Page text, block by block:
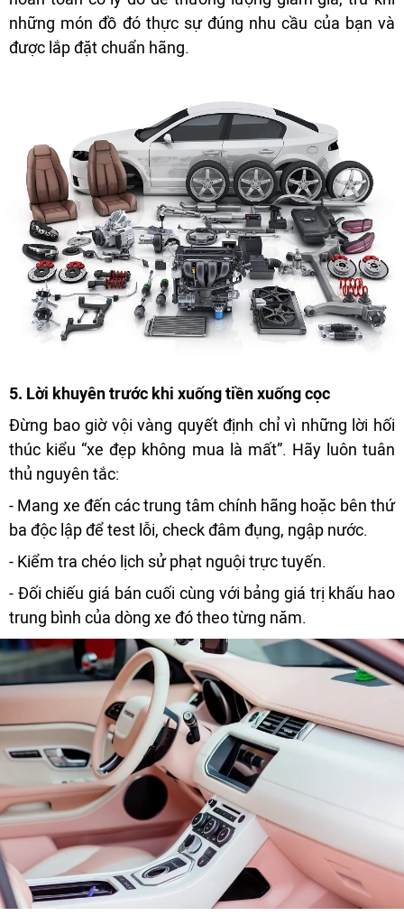
những món đồ đó thực sự đúng nhu cầu của bạn và
được lắp đặt chuẩn hãng.
5. Lời khuyên trước khi xuống tiền xuống cọc
Đừng bao giờ vội vàng quyết định chỉ vì những lời hối
thúc kiểu “xe đẹp không mua là mất”. Hãy luôn tuân
thủ nguyên tắc:
- Mang xe đến các trung tâm chính hãng hoặc bên thứ
ba độc lập để test lỗi, check đâm đụng, ngập nước.
- Kiểm tra chéo lịch sử phạt nguội trực tuyến.
- Đối chiếu giá bán cuối cùng với bảng giá trị khấu hao
trung bình của dòng xe đó theo từng năm.